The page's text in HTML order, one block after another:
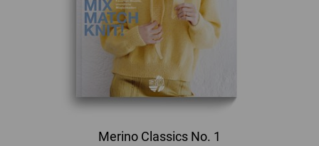
Merino Classics No. 1